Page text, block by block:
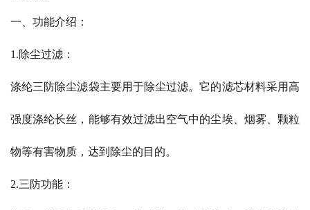
一、功能介绍：
1.除尘过滤：
涤纶三防除尘滤袋主要用于除尘过滤。它的滤芯材料采用高
强度涤纶长丝，能够有效过滤出空气中的尘埃、烟雾、颗粒
物等有害物质，达到除尘的目的。
2.三防功能：